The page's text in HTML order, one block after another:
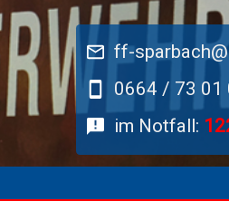
ff-
0664 / 73 01
im Notfall: